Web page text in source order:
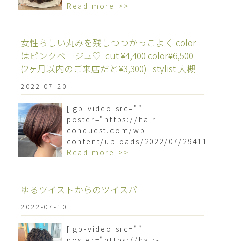
Read more >>
女性らしい丸みを残しつつかっこよく︎ color
はピンクベージュ♡ ⁡ cut ¥4,400 color¥6,500
(2ヶ月以内のご来店だと¥3,300) ⁡ ⁡ stylist 大槻 ⁡
2022-07-20
[igp-video src=""
poster="https://hair-
conquest.com/wp-
content/uploads/2022/07/
Read more >>
ゆるツイストからのツイスパ︎
2022-07-10
[igp-video src=""